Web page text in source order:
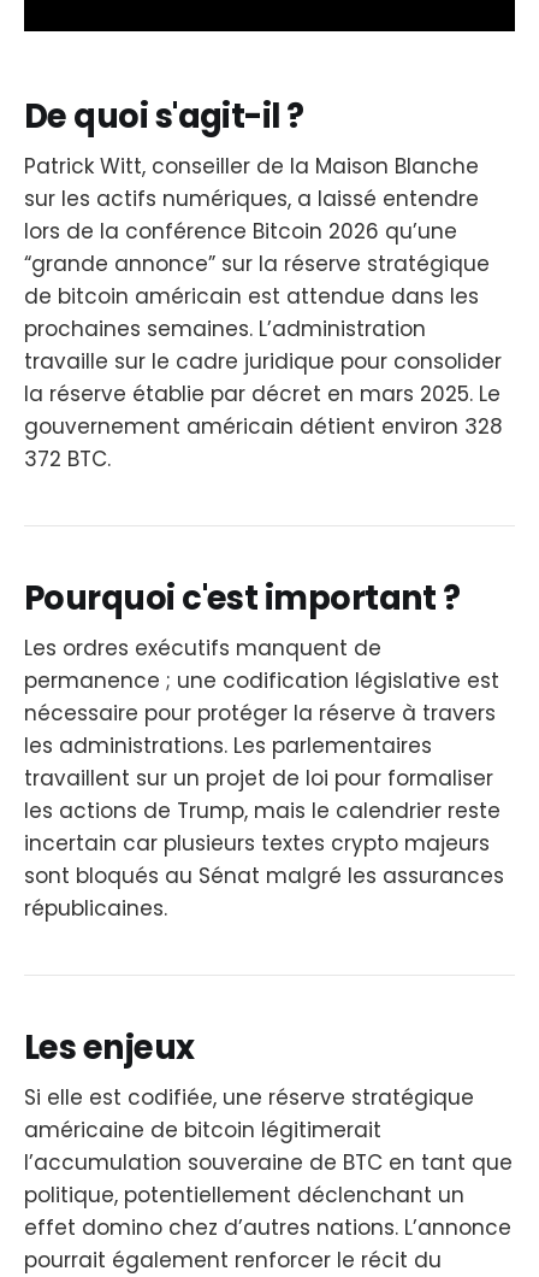
De quoi s'agit-il ?
Patrick Witt, conseiller de la Maison Blanche
sur les actifs numériques, a laissé entendre
lors de la conférence Bitcoin 2026 qu’une
“grande annonce” sur la réserve stratégique
de bitcoin américain est attendue dans les
prochaines semaines. L’administration
travaille sur le cadre juridique pour consolider
la réserve établie par décret en mars 2025. Le
gouvernement américain détient environ 328
372 BTC.
Pourquoi c'est important ?
Les ordres exécutifs manquent de
permanence ; une codification législative est
nécessaire pour protéger la réserve à travers
les administrations. Les parlementaires
travaillent sur un projet de loi pour formaliser
les actions de Trump, mais le calendrier reste
incertain car plusieurs textes crypto majeurs
sont bloqués au Sénat malgré les assurances
républicaines.
Les enjeux
Si elle est codifiée, une réserve stratégique
américaine de bitcoin légitimerait
l’accumulation souveraine de BTC en tant que
politique, potentiellement déclenchant un
effet domino chez d’autres nations. L’annonce
pourrait également renforcer le récit du